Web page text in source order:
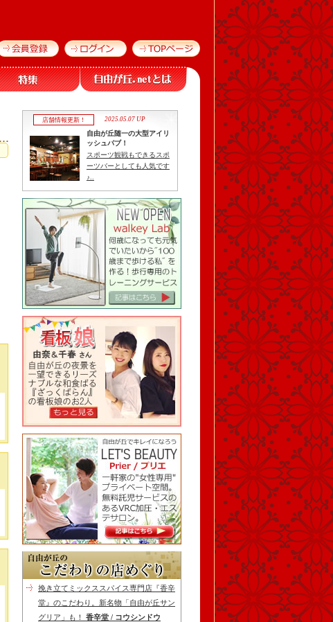
店舗情報更新！ 2025.05.07 UP
自由が丘随一の大型アイリ
ッシュパブ！
スポーツ観戦もできるスポ
ーツバーとしても人気です
♪..
挽き立てミックススパイス専門店『香辛
堂』のこだわり。新名物「自由が丘サン
グリア」も！ 香辛堂 / コウシンドウ